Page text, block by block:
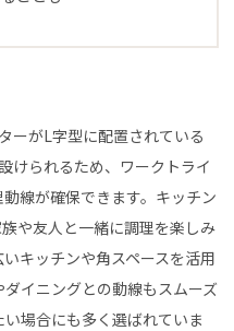
ーがL字型に配置されている
けられるため、ワークトライ
線が確保できます。キッチン
や友人と一緒に調理を楽しみ
キッチンや角スペースを活用
イニングとの動線もスムーズ
場合にも多く選ばれていま